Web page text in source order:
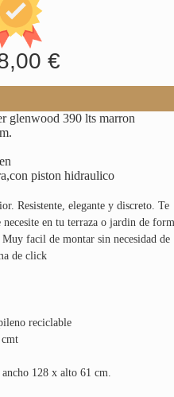
€
glenwood 390 lts marron
piston hidraulico
Resistente, elegante y discreto. Te
en tu terraza o jardin de
facil de montar sin necesidad de
de click
reciclable
128 x alto 61 cm.